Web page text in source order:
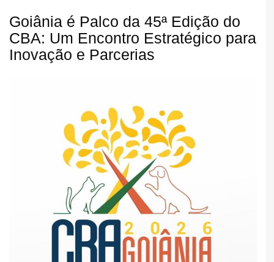
Goiânia é Palco da 45ª Edição do
CBA: Um Encontro Estratégico para
Inovação e Parcerias